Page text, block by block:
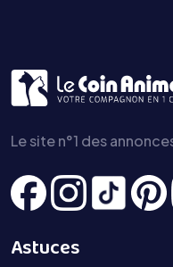
Le site n°1 des
Astuces